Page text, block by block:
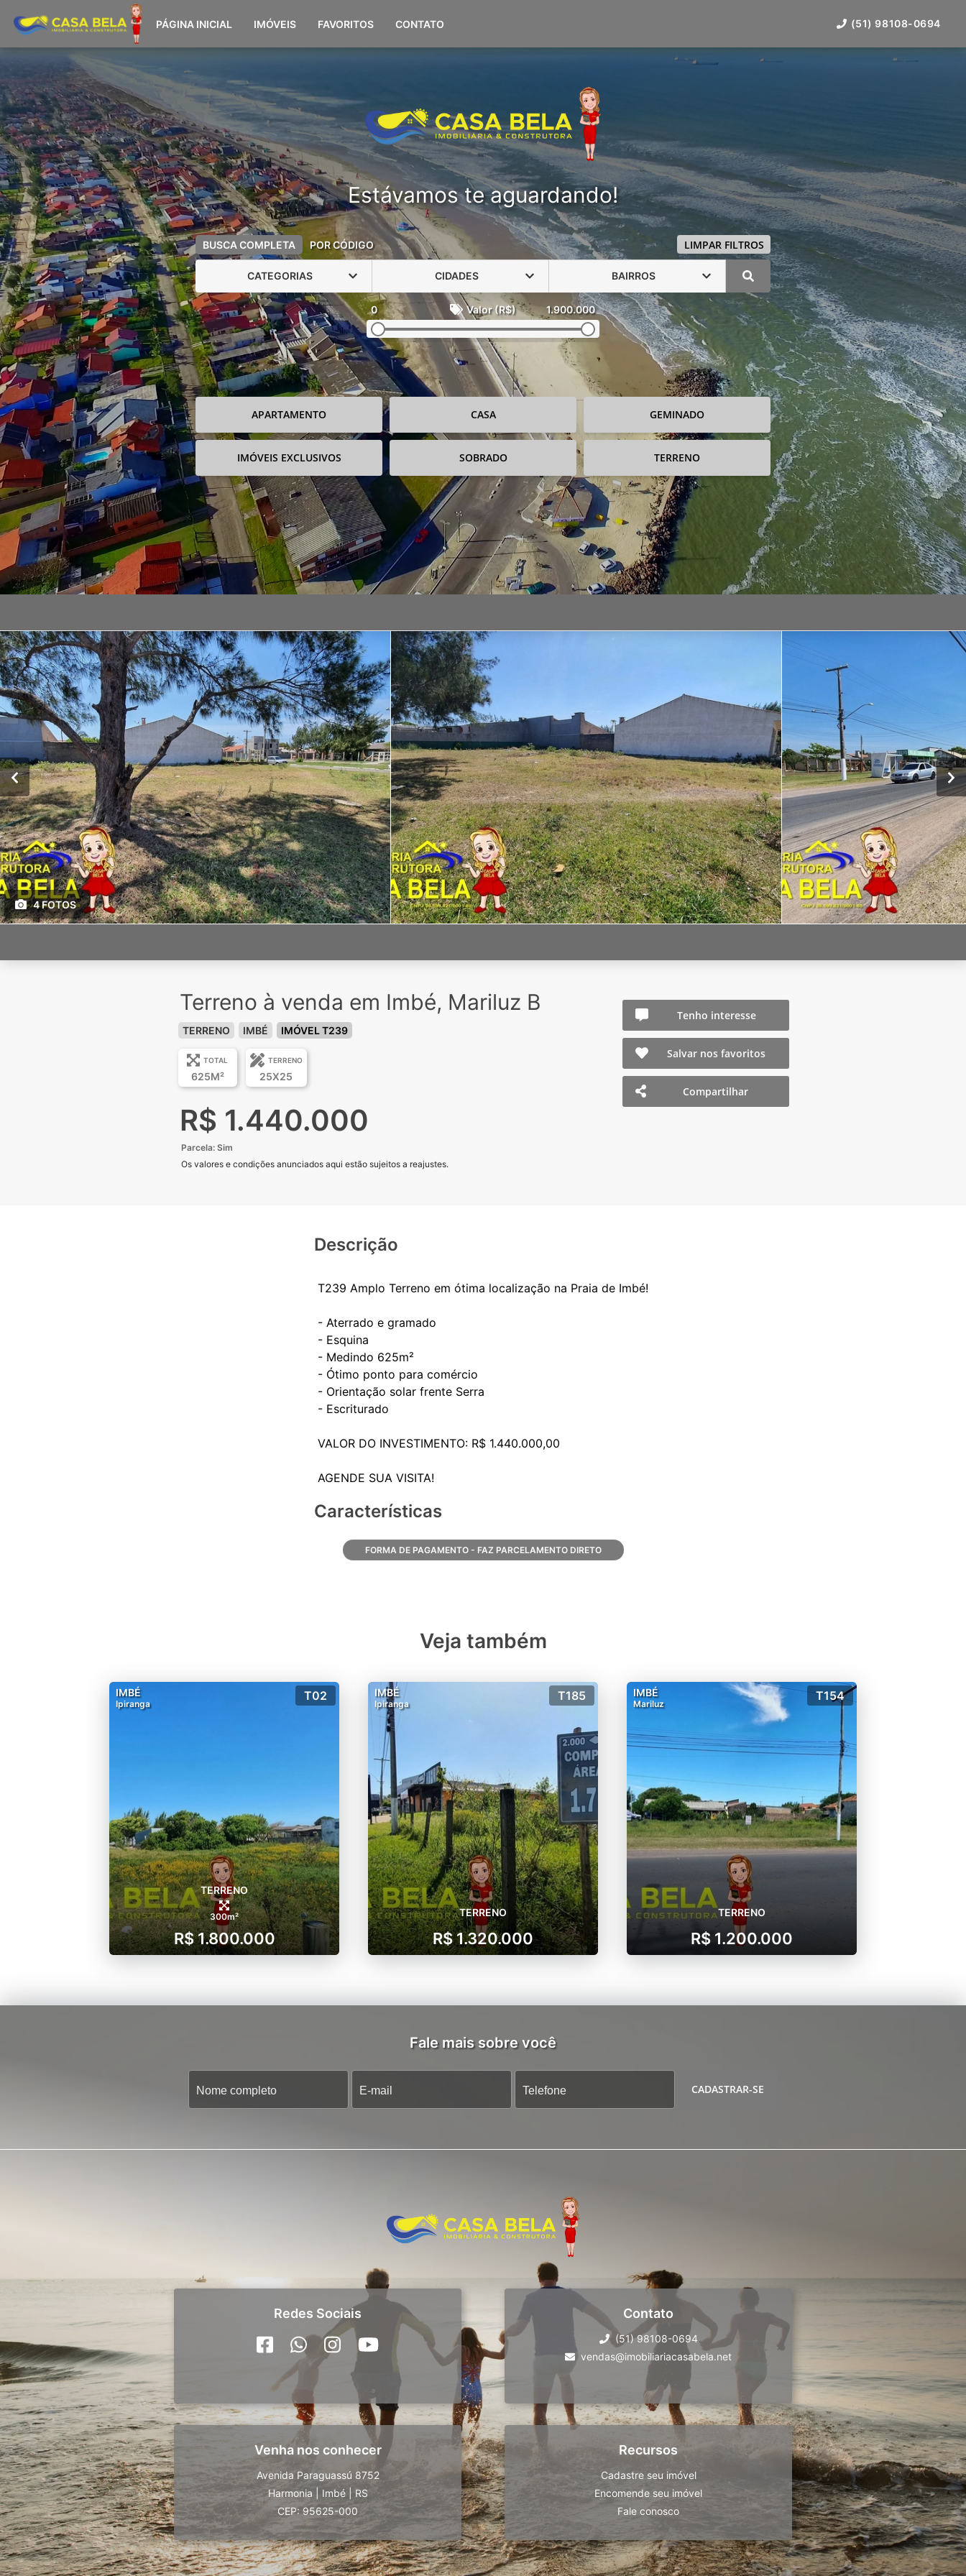
PÁGINA INICIAL IMÓVEIS FAVORITOS CONTATO (51) 98108-0694
Estávamos te aguardando!
BUSCA COMPLETA POR CÓDIGO LIMPAR FILTROS
CATEGORIAS CIDADES BAIRROS
0 Valor (R$) 1.900.000
APARTAMENTO CASA GEMINADO
IMÓVEIS EXCLUSIVOS SOBRADO TERRENO
4 FOTOS
Terreno à venda em Imbé, Mariluz B
TERRENO IMBÉ IMÓVEL T239
TOTAL
625M²
TERRENO
25X25
R$ 1.440.000
Parcela: Sim
Os valores e condições anunciados aqui estão sujeitos a reajustes.
Tenho interesse
Salvar nos favoritos
Compartilhar
Descrição
T239 Amplo Terreno em ótima localização na Praia de Imbé!
- Aterrado e gramado
- Esquina
- Medindo 625m²
- Ótimo ponto para comércio
- Orientação solar frente Serra
- Escriturado
VALOR DO INVESTIMENTO: R$ 1.440.000,00
Características
FORMA DE PAGAMENTO - FAZ PARCELAMENTO DIRETO
Veja também
IMBÉ
Ipiranga
T02
TERRENO
300m²
R$ 1.800.000
IMBÉ
Ipiranga
T185
TERRENO
R$ 1.320.000
IMBÉ
Mariluz
T154
TERRENO
R$ 1.200.000
Fale mais sobre você
CADASTRAR-SE
Redes Sociais Contato
(51) 98108-0694
vendas@imobiliariacasabela.net
Venha nos conhecer
Avenida Paraguassú 8752
Harmonia
Imbé | RS
CEP: 95625-000
Recursos
Cadastre seu imóvel
Encomende seu imóvel
Fale conosco